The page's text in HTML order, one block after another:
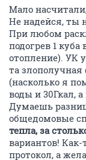
Мало
Не надейся, ты
При любом
подогрев 1
отопление). УК
та злополучная
(насколько я
воды и 30Гкал,
Думаешь
общедомовые
тепла, за
вариантов!
протокол, а